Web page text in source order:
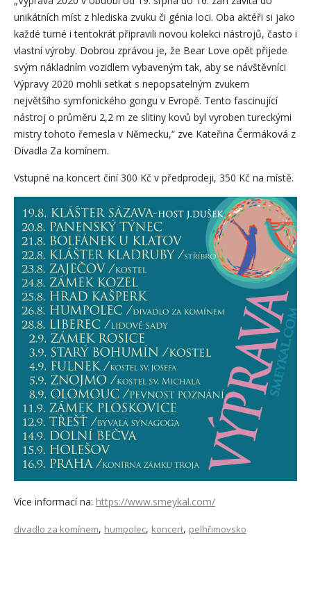
unikátních míst z hlediska zvuku či génia loci. Oba aktéři si jako
každé turné i tentokrát připravili novou kolekci nástrojů, často i
vlastní výroby. Dobrou zprávou je, že Bear Love opět přijede
svým nákladním vozidlem vybaveným tak, aby se návštěvníci
Výpravy 2020 mohli setkat s nepopsatelným zvukem
největšího symfonického gongu v Evropě. Tento fascinující
nástroj o průměru 2,2 m ze slitiny kovů byl vyroben tureckými
mistry tohoto řemesla v Německu,“ zve Kateřina Čermáková z
Divadla Za komínem.
Vstupné na koncert činí 300 Kč v předprodeji, 350 Kč na místě.
Více informací na: https://www.smeykal.com/
divadlo za komínem, humpolec, koncert, pelhřimovsko